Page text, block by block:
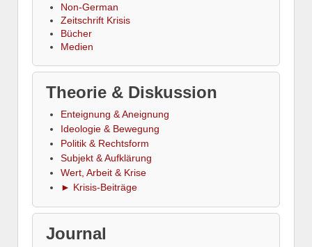
Non-German
Zeitschrift Krisis
Bücher
Medien
Theorie & Diskussion
Enteignung & Aneignung
Ideologie & Bewegung
Politik & Rechtsform
Subjekt & Aufklärung
Wert, Arbeit & Krise
► Krisis-Beiträge
Journal